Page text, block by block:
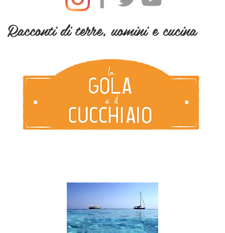
Racconti di terre, uomini e cucina